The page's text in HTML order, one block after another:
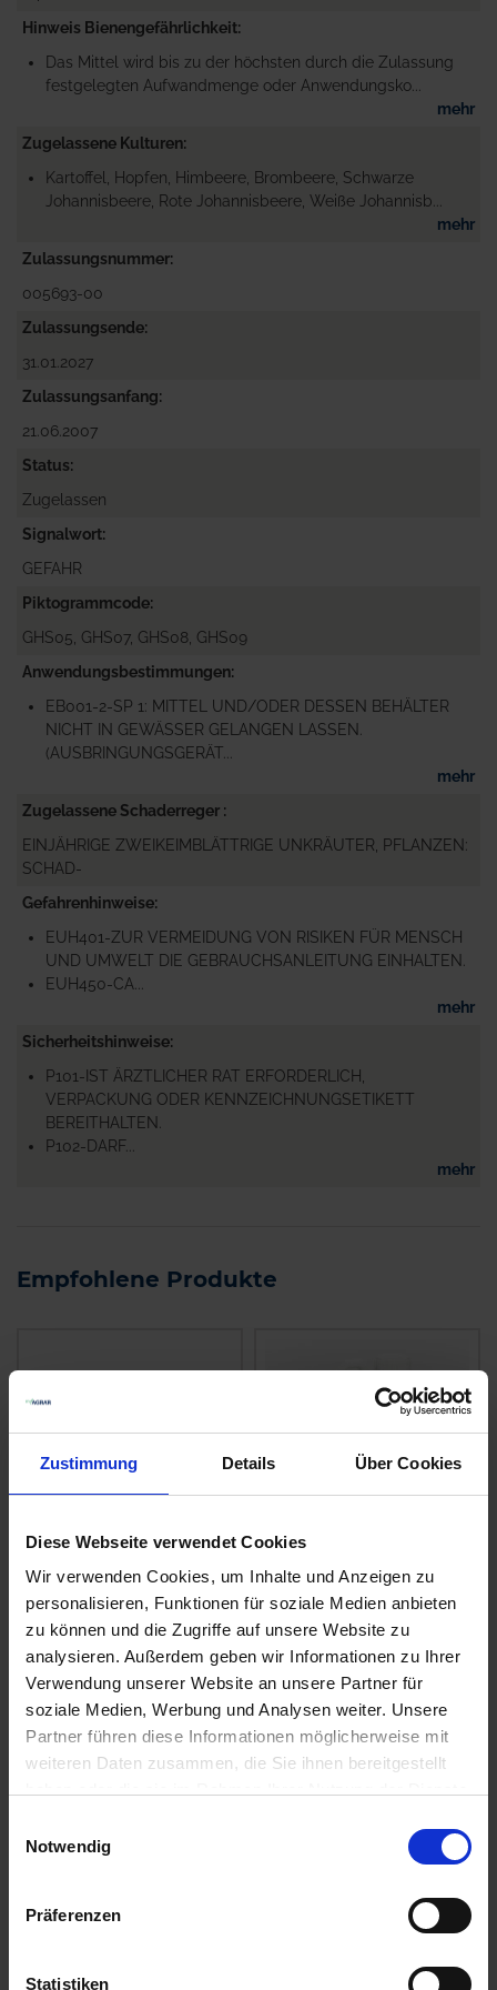
Zustimmung Details Über Cookies
Diese Webseite verwendet Cookies
Wir verwenden Cookies, um Inhalte und Anzeigen zu
personalisieren, Funktionen für soziale Medien anbieten
zu können und die Zugriffe auf unsere Website zu
analysieren. Außerdem geben wir Informationen zu Ihrer
Verwendung unserer Website an unsere Partner für
soziale Medien, Werbung und Analysen weiter. Unsere
Partner führen diese Informationen möglicherweise mit
weiteren Daten zusammen, die Sie ihnen bereitgestellt
Notwendig
Präferenzen
Statistiken
Hinweis Bienengefährlichkeit
Das Mittel wird bis zu der höchsten durch die Zulassung
festgelegten Aufwandmenge oder Anwendungsko...
mehr
Zugelassene Kulturen
Kartoffel, Hopfen, Himbeere, Brombeere, Schwarze
Johannisbeere, Rote Johannisbeere, Weiße Johannisb...
mehr
Zulassungsnummer
005693-00
Zulassungsende
31.01.2027
Zulassungsanfang
21.06.2007
Status
Zugelassen
Signalwort
GEFAHR
Piktogrammcode
GHS05, GHS07, GHS08, GHS09
Anwendungsbestimmungen
EB001-2-SP 1: MITTEL UND/ODER DESSEN BEHÄLTER
NICHT IN GEWÄSSER GELANGEN LASSEN.
(AUSBRINGUNGSGERÄT...
mehr
Zugelassene Schaderreger
EINJÄHRIGE ZWEIKEIMBLÄTTRIGE UNKRÄUTER, PFLANZEN:
SCHAD-
Gefahrenhinweise
EUH401-ZUR VERMEIDUNG VON RISIKEN FÜR MENSCH
UND UMWELT DIE GEBRAUCHSANLEITUNG EINHALTEN.
EUH450-CA...
mehr
Sicherheitshinweise
P101-IST ÄRZTLICHER RAT ERFORDERLICH,
VERPACKUNG ODER KENNZEICHNUNGSETIKETT
BEREITHALTEN.
P102-DARF...
mehr
Empfohlene Produkte
Pflanzenbau ABC
Herbst myAGRAR
zzgl. MwSt.
6,30 € / St
IN DEN
WARENKORB
Shark
zzgl. MwSt.
52,80 € / l
ZUM PRODUKT